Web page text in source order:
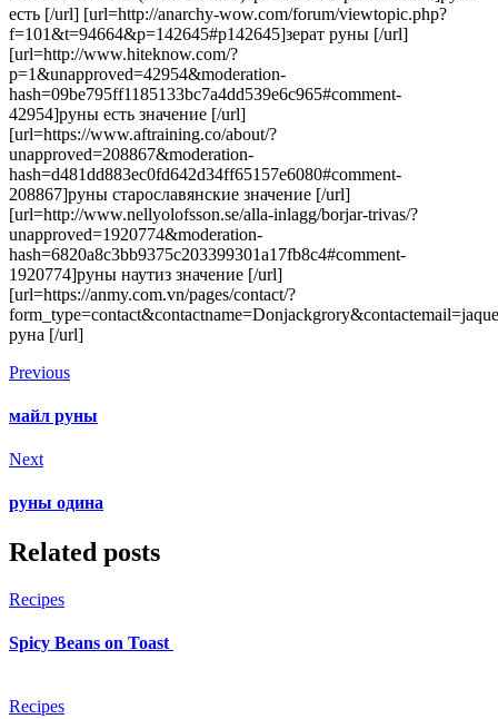
есть [/url] [url=http://anarchy-wow.com/forum/viewtopic.php?
f=101&t=94664&p=142645#p142645]зерат руны [/url]
[url=http://www.hiteknow.com/?
p=1&unapproved=42954&moderation-
hash=09be795ff1185133bc7a4dd539e6c965#comment-
42954]руны есть значение [/url]
[url=https://www.aftraining.co/about/?
unapproved=208867&moderation-
hash=d481dd883ec0fd642d34ff65157e6080#comment-
208867]руны старославянские значение [/url]
[url=http://www.nellyolofsson.se/alla-inlagg/borjar-trivas/?
unapproved=1920774&moderation-
hash=6820a8c3bb9375c203399301a17fb8c4#comment-
1920774]руны наутиз значение [/url]
[url=https://anmy.com.vn/pages/contact/?
руна [/url]
Previous
майл руны
Next
руны одина
Related posts
Recipes
Spicy Beans on Toast
Recipes